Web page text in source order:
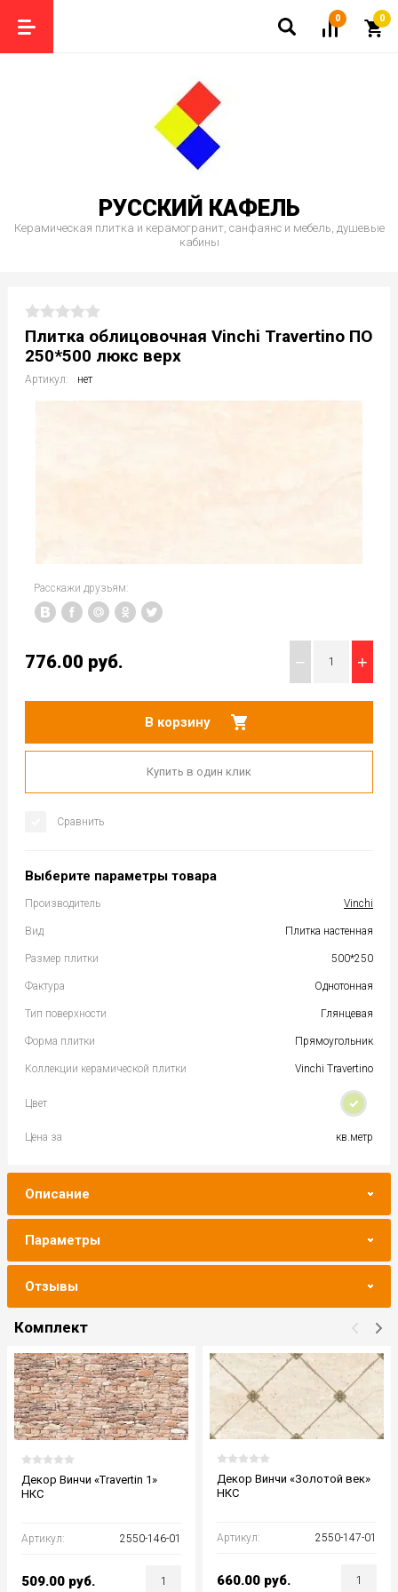
0 0
РУССКИЙ КАФЕЛЬ
Керамическая плитка и керамогранит, санфаянс и мебель, душевые
кабины
Плитка облицовочная Vinchi Travertino ПО
250*500 люкс верх
Артикул: нет
Расскажи друзьям:
776.00 руб. − +
В корзину
Купить в один клик
Сравнить
Выберите параметры товара
Производитель Vinchi
Вид Плитка настенная
Размер плитки 500*250
Фактура Однотонная
Тип поверхности Глянцевая
Форма плитки Прямоугольник
Коллекции керамической плитки Vinchi Travertino
Цвет
Цена за кв.метр
Описание
Параметры
Отзывы
Комплект
Декор Винчи «Travertin 1»
НКС
Артикул: 2550-146-01
509.00 руб.
Декор Винчи «Золотой век»
НКС
Артикул: 2550-147-01
660.00 руб.